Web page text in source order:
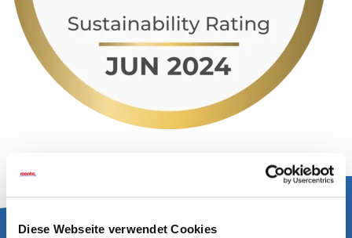
Diese Webseite verwendet Cookies